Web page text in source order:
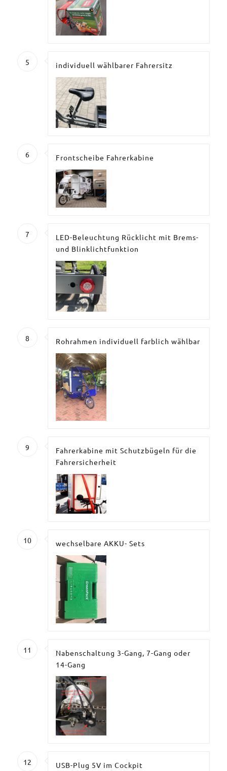
5 individuell wählbarer Fahrersitz
6 Frontscheibe Fahrerkabine
7
LED-Beleuchtung Rücklicht mit Brems-
und Blinklichtfunktion
8 Rohrahmen individuell farblich wählbar
9
Fahrerkabine mit Schutzbügeln für die
Fahrersicherheit
10 wechselbare AKKU- Sets
11
Nabenschaltung 3-Gang, 7-Gang oder
14-Gang
12 USB-Plug 5V im Cockpit